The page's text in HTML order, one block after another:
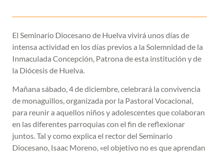
El Seminario Diocesano de Huelva vivirá unos días de
intensa actividad en los días previos a la Solemnidad de la
Inmaculada Concepción, Patrona de esta institución y de
la Diócesis de Huelva.
Mañana sábado, 4 de diciembre, celebrará la convivencia
de monaguillos, organizada por la Pastoral Vocacional,
para reunir a aquellos niños y adolescentes que colaboran
en las diferentes parroquias con el fin de reflexionar
juntos. Tal y como explica el rector del Seminario
Diocesano, Isaac Moreno, «el objetivo no es que aprendan